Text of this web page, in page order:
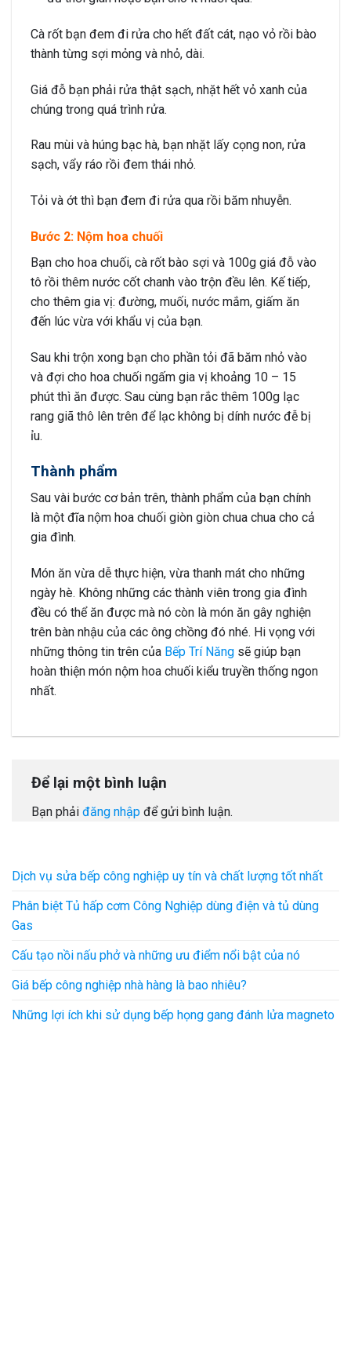
Cà rốt bạn đem đi rửa cho hết đất cát, nạo vỏ rồi bào
thành từng sợi mỏng và nhỏ, dài.
Giá đỗ bạn phải rửa thật sạch, nhặt hết vỏ xanh của
chúng trong quá trình rửa.
Rau mùi và húng bạc hà, bạn nhặt lấy cọng non, rửa
sạch, vẩy ráo rồi đem thái nhỏ.
Tỏi và ớt thì bạn đem đi rửa qua rồi băm nhuyễn.
Bước 2: Nộm hoa chuối
Bạn cho hoa chuối, cà rốt bào sợi và 100g giá đỗ vào
tô rồi thêm nước cốt chanh vào trộn đều lên. Kế tiếp,
cho thêm gia vị: đường, muối, nước mắm, giấm ăn
đến lúc vừa với khẩu vị của bạn.
Sau khi trộn xong bạn cho phần tỏi đã băm nhỏ vào
và đợi cho hoa chuối ngấm gia vị khoảng 10 – 15
phút thì ăn được. Sau cùng bạn rắc thêm 100g lạc
rang giã thô lên trên để lạc không bị dính nước đễ bị
ỉu.
Thành phẩm
Sau vài bước cơ bản trên, thành phẩm của bạn chính
là một đĩa nộm hoa chuối giòn giòn chua chua cho cả
gia đình.
Món ăn vừa dễ thực hiện, vừa thanh mát cho những
ngày hè. Không những các thành viên trong gia đình
đều có thể ăn được mà nó còn là món ăn gây nghiện
trên bàn nhậu của các ông chồng đó nhé. Hi vọng với
những thông tin trên của Bếp Trí Năng sẽ giúp bạn
hoàn thiện món nộm hoa chuối kiểu truyền thống ngon
nhất.
Để lại một bình luận
Bạn phải đăng nhập để gửi bình luận.
Dịch vụ sửa bếp công nghiệp uy tín và chất lượng tốt nhất
Phân biệt Tủ hấp cơm Công Nghiệp dùng điện và tủ dùng
Gas
Cấu tạo nồi nấu phở và những ưu điểm nổi bật của nó
Giá bếp công nghiệp nhà hàng là bao nhiêu?
Những lợi ích khi sử dụng bếp họng gang đánh lửa magneto